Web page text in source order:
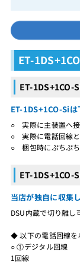
ET-
ET-1DS+1CO-
ET-1DS+1CO-Si
○ 実際に主装置へ
○ 実際に電話回線
○ 梱包時にぷちぷ
ET-1DS+1CO-
当店が独自に収集
DSU内蔵で切り離し
◆ 以下の電話回線を
○ ①デジタル回線
1回線